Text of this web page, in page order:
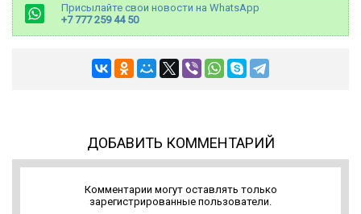
Присылайте свои новости на WhatsApp
+7 777 259 44 50
ДОБАВИТЬ КОММЕНТАРИЙ
Комментарии могут оставлять только
зарегистрированные пользователи.